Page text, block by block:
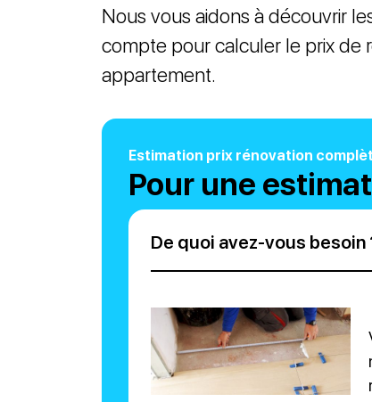
Nous vous aidons à découvrir
compte pour calculer le prix de
appartement.
Estimation prix rénovation
Pour une
De quoi avez-vous besoin